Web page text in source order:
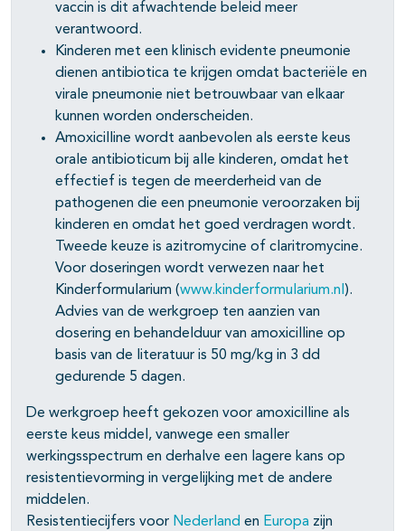
vaccin is dit afwachtende beleid meer
verantwoord.
Kinderen met een klinisch evidente pneumonie
dienen antibiotica te krijgen omdat bacteriële en
virale pneumonie niet betrouwbaar van elkaar
kunnen worden onderscheiden.
Amoxicilline wordt aanbevolen als eerste keus
orale antibioticum bij alle kinderen, omdat het
effectief is tegen de meerderheid van de
pathogenen die een pneumonie veroorzaken bij
kinderen en omdat het goed verdragen wordt.
Tweede keuze is azitromycine of claritromycine.
Voor doseringen wordt verwezen naar het
Kinderformularium (www.kinderformularium.nl).
Advies van de werkgroep ten aanzien van
dosering en behandelduur van amoxicilline op
basis van de literatuur is 50 mg/kg in 3 dd
gedurende 5 dagen.
De werkgroep heeft gekozen voor amoxicilline als
eerste keus middel, vanwege een smaller
werkingsspectrum en derhalve een lagere kans op
resistentievorming in vergelijking met de andere
middelen.
Resistentiecijfers voor Nederland en Europa zijn